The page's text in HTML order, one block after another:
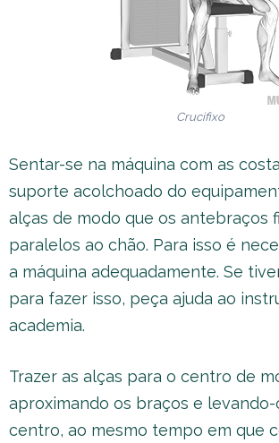
Crucifixo
Sentar-se na máquina com as
suporte acolchoado do
alças de modo que os antebraços
paralelos ao chão. Para isso é
a máquina adequadamente. Se
para fazer isso, peça ajuda ao
academia.
Trazer as alças para o centro de
aproximando os braços e levando-
centro, ao mesmo tempo em que